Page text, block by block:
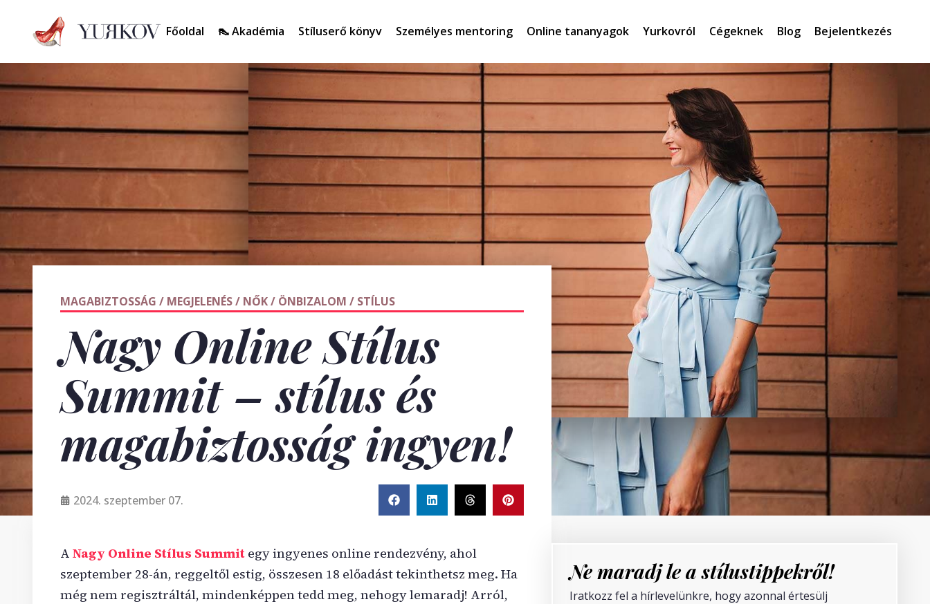
Főoldal 👠 Akadémia Stíluserő könyv Személyes mentoring Online tananyagok Yurkovról Cégeknek Blog Bejelentkezés
MAGABIZTOSSÁG / MEGJELENÉS/ NŐK/ ÖNBIZALOM / STÍLUS
Nagy Online Stílus
Summit – stílus és
magabiztosság ingyen!
2024. szeptember 07.
A Nagy Online Stílus Summit egy ingyenes online rendezvény, ahol
szeptember 28-án, reggeltől estig, összesen 18 előadást tekinthetsz meg. Ha
még nem regisztráltál, mindenképpen tedd meg, nehogy lemaradj! Arról,
Ne maradj le a stílustippekről!
Iratkozz fel a hírlevelünkre, hogy azonnal értesülj